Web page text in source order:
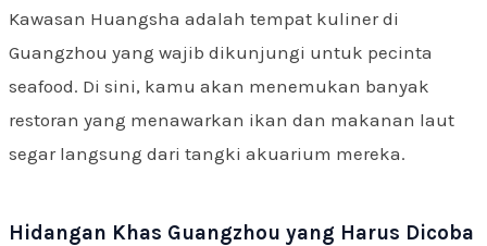
Kawasan Huangsha adalah tempat kuliner di
Guangzhou yang wajib dikunjungi untuk pecinta
seafood. Di sini, kamu akan menemukan banyak
restoran yang menawarkan ikan dan makanan laut
segar langsung dari tangki akuarium mereka.
Hidangan Khas Guangzhou yang Harus Dicoba